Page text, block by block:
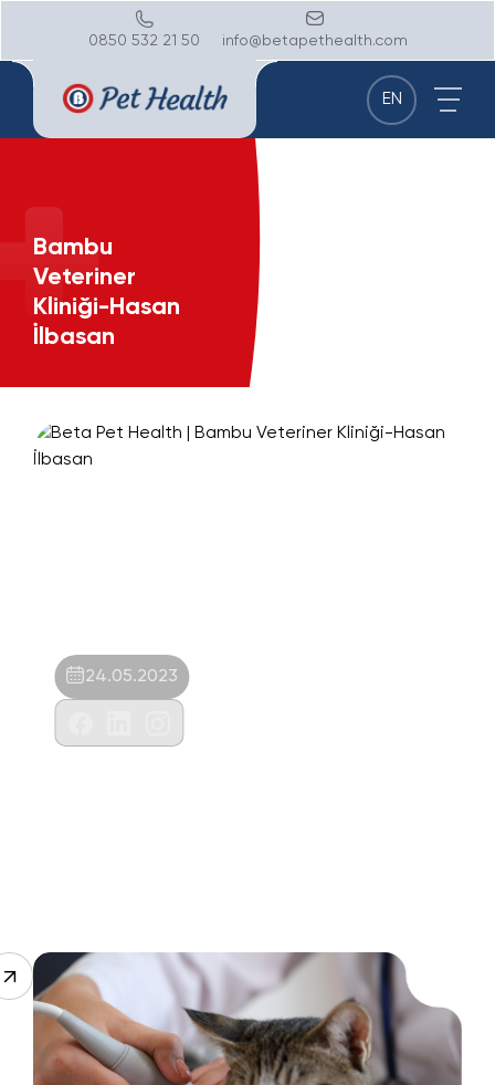
0850 532 21 50 info@betapethealth.com
EN
Bambu
Veteriner
Kliniği-Hasan
İlbasan
24.05.2023